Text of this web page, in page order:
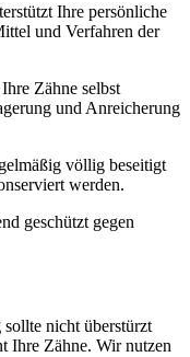
Ihre persönliche
und Verfahren der
Zähne selbst
und Anreicherung
völlig beseitigt
werden.
geschützt gegen
sollte nicht überstürzt
Ihre Zähne. Wir nutzen